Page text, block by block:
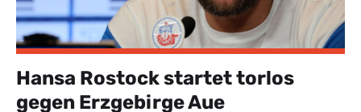
Hansa Rostock startet torlos
gegen Erzgebirge Aue